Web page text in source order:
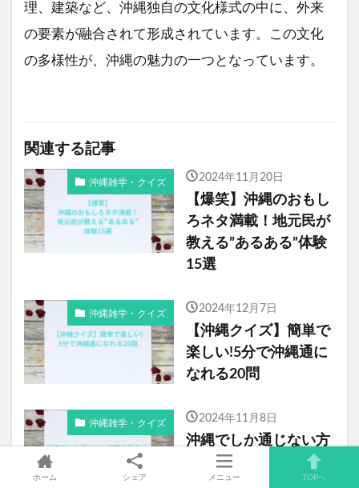
理、建築など、沖縄独自の文化様式の中に、外来
の要素が融合されて形成されています。この文化
の多様性が、沖縄の魅力の一つとなっています。
関連する記事
沖縄雑学・クイズ 2024年11月20日
【爆笑】沖縄のおもし
ろネタ満載！地元民が
教える”あるある”体験
15選
沖縄雑学・クイズ 2024年12月7日
【沖縄クイズ】簡単で
楽しい!5分で沖縄通に
なれる20問
沖縄雑学・クイズ 2024年11月8日
沖縄でしか通じない方
言の特徴と日常会話で
使える表現集
ホーム シェア メニュー TOPへ